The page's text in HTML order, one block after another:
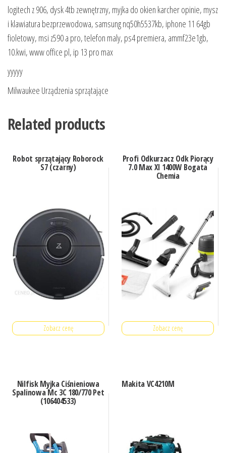
logitech z 906, dysk 4tb zewnętrzny, myjka do okien karcher opinie, mysz
i klawiatura bezprzewodowa, samsung nq50h5537kb, iphone 11 64gb
fioletowy, msi z590 a pro, telefon maly, ps4 premiera, ammf23e1gb,
10.kwi, www office pl, ip 13 pro max
yyyyy
Milwaukee Urządzenia sprzątające
Related products
Robot sprzątający Roborock
S7 (czarny)
Zobacz cenę
Profi Odkurzacz Odk Piorący
7.0 Max Xl 1400W Bogata
Chemia
Zobacz cenę
Nilfisk Myjka Ciśnieniowa
Spalinowa Mc 3C 180/770 Pet
(106404533)
Makita VC4210M